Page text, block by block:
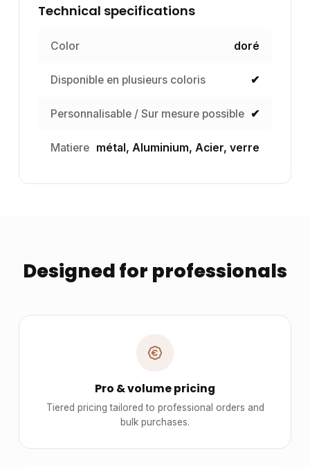
Technical specifications
Color doré
Disponible en plusieurs coloris ✔
Personnalisable / Sur mesure possible ✔
Matiere métal, Aluminium, Acier, verre
Designed for professionals
Pro & volume pricing
Tiered pricing tailored to professional orders and
bulk purchases.